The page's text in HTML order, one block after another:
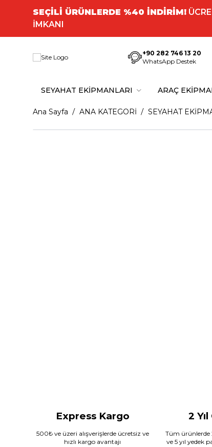
SEÇİLİ ÜRÜNLERDE %40 İNDİRİM!
İMKANI
+90 282 746 13 20
WhatsApp Destek
SEYAHAT EKİPMANLARI ARAÇ
Ana Sayfa ANA KATEGORİ SEYAHAT
Express Kargo
500₺ ve üzeri alışverişlerde ücretsiz ve
hızlı kargo avantajı
2
Tüm ürünlerde
ve 5 yıl yedek